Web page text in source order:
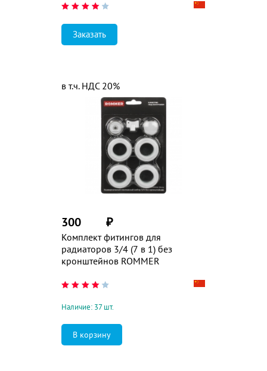
Заказать
Комплект фитингов для
радиаторов 3/4 (7 в 1) без
кронштейнов ROMMER
300 ₽
в т.ч. НДС 20%
Наличие: 37 шт.